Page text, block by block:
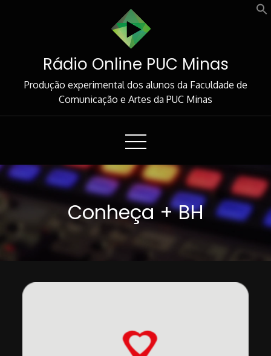
Rádio Online PUC Minas
Produção experimental dos alunos da Faculdade de
Comunicação e Artes da PUC Minas
Conheça + BH